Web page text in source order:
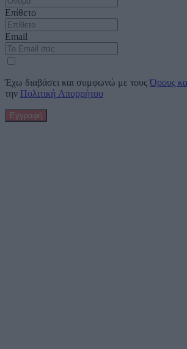
Επίθετο
Email
Έχω διαβάσει και συμφωνώ με τουςΌρους
την Πολιτική Απορρήτου
Εγγραφή